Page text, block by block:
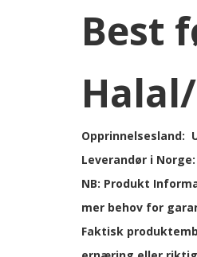
Best
Opprinnelsesland:
Leverandør i
NB: Produkt
mer behov for
Faktisk